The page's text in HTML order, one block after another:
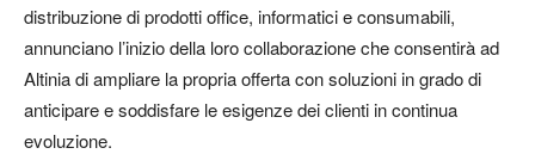
distribuzione di prodotti office, informatici e consumabili,
annunciano l’inizio della loro collaborazione che consentirà ad
Altinia di ampliare la propria offerta con soluzioni in grado di
anticipare e soddisfare le esigenze dei clienti in continua
evoluzione.